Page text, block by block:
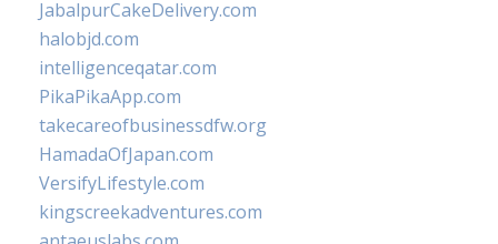
JabalpurCakeDelivery.com
halobjd.com
intelligenceqatar.com
PikaPikaApp.com
takecareofbusinessdfw.org
HamadaOfJapan.com
VersifyLifestyle.com
kingscreekadventures.com